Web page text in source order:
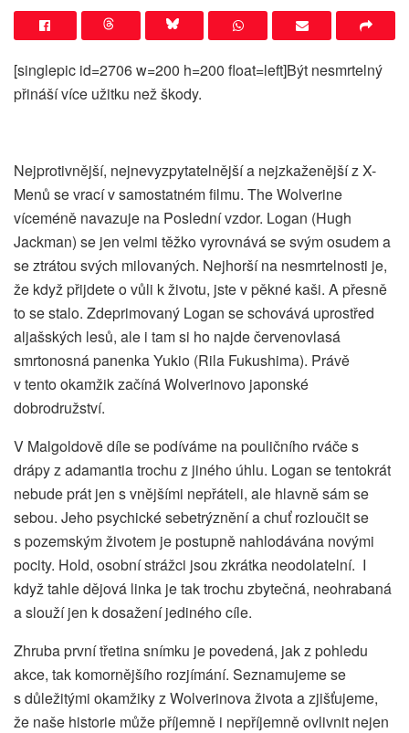
[singlepic id=2706 w=200 h=200 float=left]Být nesmrtelný
přináší více užitku než škody.
Nejprotivnější, nejnevyzpytatelnější a nejzkaženější z X-
Menů se vrací v samostatném filmu. The Wolverine
víceméně navazuje na Poslední vzdor. Logan (Hugh
Jackman) se jen velmi těžko vyrovnává se svým osudem a
se ztrátou svých milovaných. Nejhorší na nesmrtelnosti je,
že když přijdete o vůli k životu, jste v pěkné kaši. A přesně
to se stalo. Zdeprimovaný Logan se schovává uprostřed
aljašských lesů, ale i tam si ho najde červenovlasá
smrtonosná panenka Yukio (Rila Fukushima). Právě
v tento okamžik začíná Wolverinovo japonské
dobrodružství.
V Malgoldově díle se podíváme na pouličního rváče s
drápy z adamantia trochu z jiného úhlu. Logan se tentokrát
nebude prát jen s vnějšími nepřáteli, ale hlavně sám se
sebou. Jeho psychické sebetrýznění a chuť rozloučit se
s pozemským životem je postupně nahlodávána novými
pocity. Hold, osobní strážci jsou zkrátka neodolatelní. I
když tahle dějová linka je tak trochu zbytečná, neohrabaná
a slouží jen k dosažení jediného cíle.
Zhruba první třetina snímku je povedená, jak z pohledu
akce, tak komornějšího rozjímání. Seznamujeme se
s důležitými okamžiky z Wolverinova života a zjišťujeme,
že naše historie může příjemně i nepříjemně ovlivnit nejen